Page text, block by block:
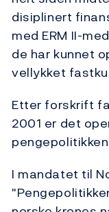
disiplinert
med ERM II-
de har kunnet
vellykket
Etter forskrift
2001 er det
I mandatet til